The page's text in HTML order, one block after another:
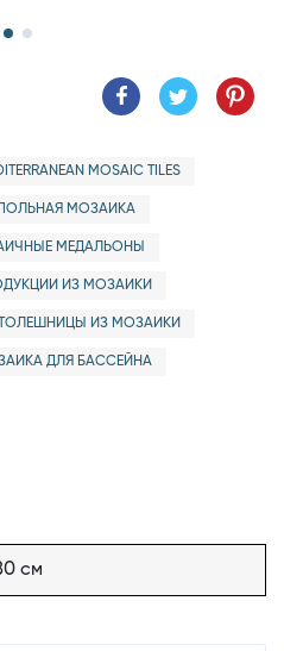
MOSAIC TILES
МОЗАИКА
МЕДАЛЬОНЫ
ИЗ МОЗАИКИ
ИЗ МОЗАИКИ
ДЛЯ БАССЕЙНА
см